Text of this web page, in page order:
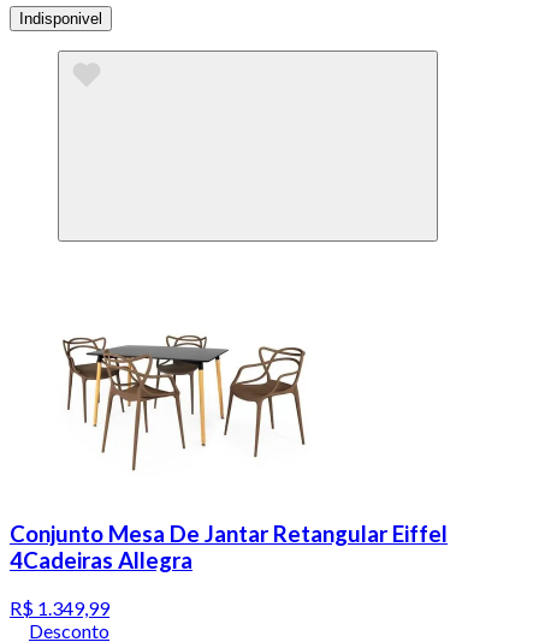
Indisponivel
Conjunto Mesa De Jantar Retangular Eiffel
4Cadeiras Allegra
R$ 1.349,99
Desconto